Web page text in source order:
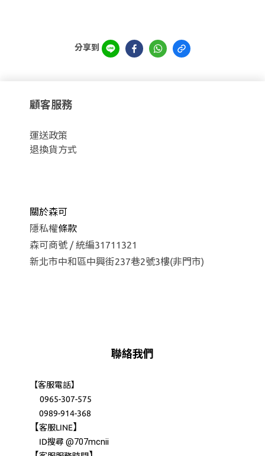
分享到
顧客服務
運送政策
退換貨方式
關於森可
隱私權條款
森可商號 / 統編31711321
新北市中和區中興街237巷2號3樓(非門市)
聯絡我們
【客服電話】
0965-307-575
0989-914-368
【客服LINE】
ID搜尋@707mcnii